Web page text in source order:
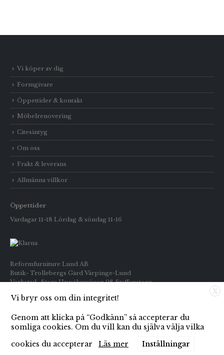
Vi köper av dig
Formgivare
Öppettider & kontakt
Möbelrenovering
Citesintyg
Om oss
Frakt & leverans
Allmänna villkor
Öppettider
Vardagar 11-18 Lördag & söndag 11-16
Reformfurniture Lund AB
Butik- Trollebergs Gård Värpinge-Lund
Verkstad- Stora Uppåkravägen 98 Staffanstorp
Telefon: Butiken 0709-269916
Inköp : 0722-659133
E-post: info@reformfurniture.se
X
Vi bryr oss om din integritet!
Genom att klicka på “Godkänn” så accepterar du
somliga cookies. Om du vill kan du själva välja vilka
cookies du accepterar
Läs mer Inställningar